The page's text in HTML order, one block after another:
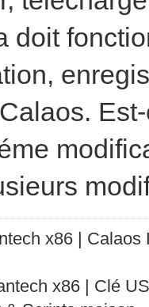
doit
x86 |
x86 | Clé